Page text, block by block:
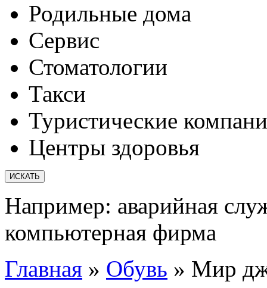
Родильные дома
Сервис
Стоматологии
Такси
Туристические
Центры здоровья
Например: аварийная
компьютерная фирма
Главная » Обувь » Мир